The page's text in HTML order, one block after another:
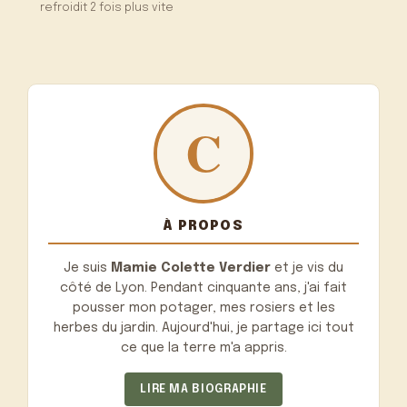
refroidit 2 fois plus vite
À PROPOS
Je suis Mamie Colette Verdier et je vis du
côté de Lyon. Pendant cinquante ans, j'ai fait
pousser mon potager, mes rosiers et les
herbes du jardin. Aujourd'hui, je partage ici tout
ce que la terre m'a appris.
LIRE MA BIOGRAPHIE